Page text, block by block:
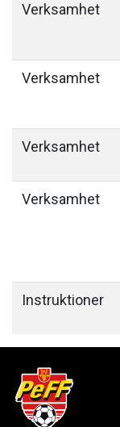
Verksamhet
Verksamhet
Verksamhet
Verksamhet
Instruktioner